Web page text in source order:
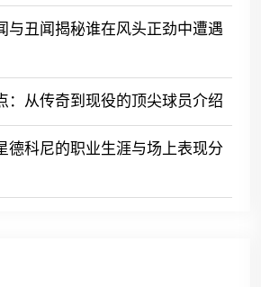
与丑闻揭秘谁在风头正劲中遭遇
：从传奇到现役的顶尖球员介绍
德科尼的职业生涯与场上表现分